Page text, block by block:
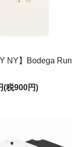
NY】Bodega Run
(税900円)